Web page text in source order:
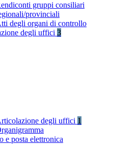
gruppi consiliari
provinciali
degli organi di controllo
degli uffici 3
degli uffici 1
e posta elettronica